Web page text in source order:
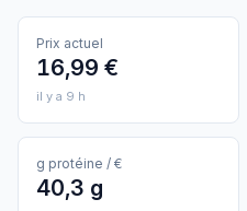
Prix actuel
16,99 €
il y a 9 h
g protéine / €
40,3 g